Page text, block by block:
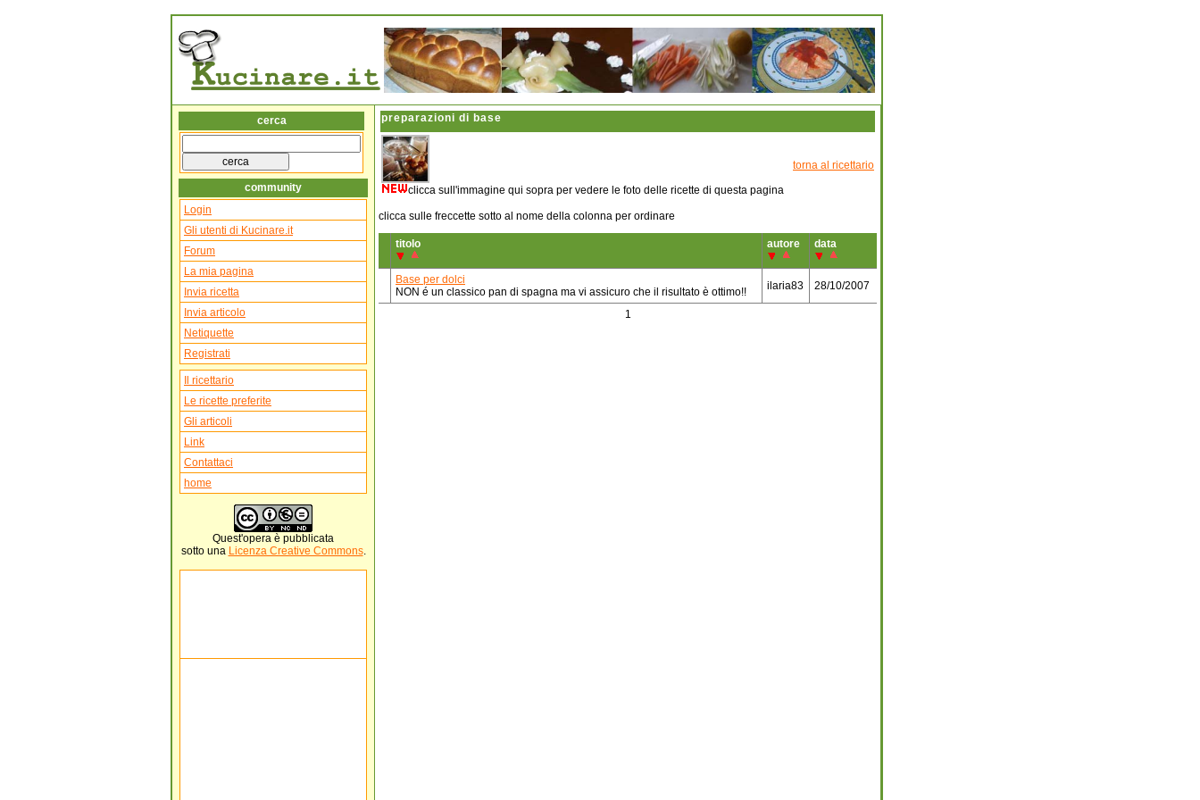
cerca
community
Login
Gli utenti di Kucinare.it
Forum
La mia pagina
Invia ricetta
Invia articolo
Netiquette
Registrati
Il ricettario
Le ricette preferite
Gli articoli
Link
Contattaci
home
Quest'opera è pubblicata
sotto una Licenza Creative Commons.
preparazioni di base
clicca sull'immagine qui sopra per vedere le foto delle ricette di questa pagina
torna al ricettario
clicca sulle freccette sotto al nome della colonna per ordinare
titolo autore data
Base per dolci
NON é un classico pan di spagna ma vi assicuro che il risultato è ottimo!!
ilaria83 28/10/2007
1